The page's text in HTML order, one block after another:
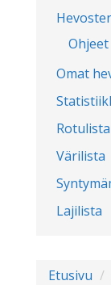
Omat
Rotulista
Värilista
Lajilista
Etusivu